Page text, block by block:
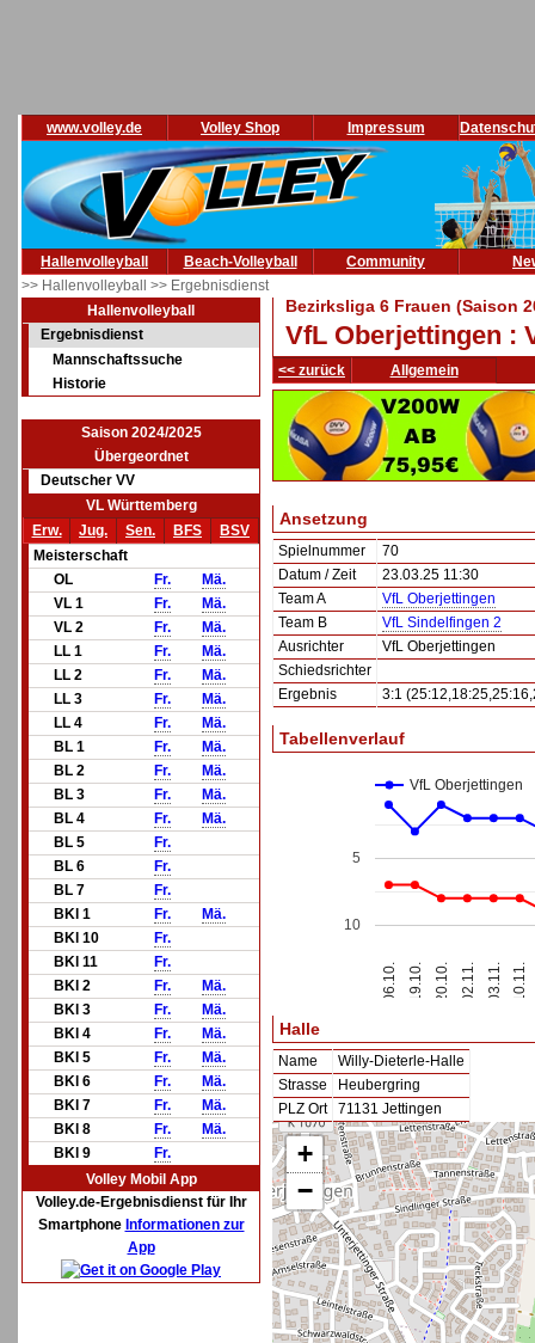
www.volley.de Volley Shop Impressum
Hallenvolleyball Beach-Volleyball Community
>> Hallenvolleyball >> Ergebnisdienst
Hallenvolleyball
Ergebnisdienst
Mannschaftssuche
Historie
Saison 2024/2025
Übergeordnet
Deutscher VV
VL Württemberg
Erw.
Jug. Sen. BFS
BSV
Meisterschaft
OL
Fr.
Mä.
VL 1
Fr.
Mä.
VL 2
Fr.
Mä.
LL 1
Fr.
Mä.
LL 2
Fr.
Mä.
LL 3
Fr.
Mä.
LL 4
Fr.
Mä.
BL 1
Fr.
Mä.
BL 2
Fr.
Mä.
BL 3
Fr.
Mä.
BL 4
Fr.
Mä.
BL 5
Fr.
BL 6
Fr.
BL 7
Fr.
BKl 1
Fr.
Mä.
BKl 10
Fr.
BKl 11
Fr.
BKl 2
Fr.
Mä.
BKl 3
Fr.
Mä.
BKl 4
Fr.
Mä.
BKl 5
Fr.
Mä.
BKl 6
Fr.
Mä.
BKl 7
Fr.
Mä.
BKl 8
Fr.
Mä.
BKl 9
Fr.
Volley Mobil App
Volley.de-Ergebnisdienst für Ihr
Smartphone Informationen zur
App
Bezirksliga 6 Frauen (Saison
VfL Oberjettingen :
<< zurück Allgemein
Ansetzung
Spielnummer
70
Datum / Zeit
23.03.25 11:30
Team A
VfL Oberjettingen
Team B
VfL Sindelfingen 2
Ausrichter
VfL Oberjettingen
Schiedsrichter
Ergebnis
3:1
Tabellenverlauf
VfL Oberjettingen
06.10. 19.10. 20.10. 02.11. 03.11. 10.11.
5
10
Halle
Name
Willy-Dieterle-Halle
Strasse
Heubergring
PLZ Ort
71131 Jettingen
+
−